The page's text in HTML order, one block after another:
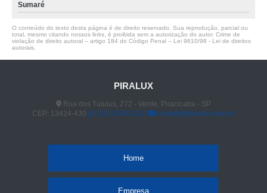
Sumaré
O conteúdo do texto desta página é de direito reservado. Sua reprodução, parcial ou
total, mesmo citando nossos links, é proibida sem a autorização do autor. Crime de
violação de direito autoral – artigo 184 do Código Penal – Lei 9610/98 - Lei de direitos
autorais
PIRALUX
Rua dos Tuiuius, 272 - Verde, Piracicaba - SP
CEP: 13424-430
(19) 2534-0120 contato@piralux.com.br
Home
Empresa